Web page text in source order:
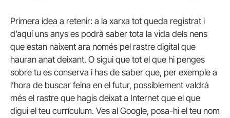
Primera idea a retenir: a la xarxa tot queda registrat i
d’aquí uns anys es podrà saber tota la vida dels nens
que estan naixent ara només pel rastre digital que
hauran anat deixant. O sigui que tot el que hi penges
sobre tu es conserva i has de saber que, per exemple a
l’hora de buscar feina en el futur, possiblement valdrà
més el rastre que hagis deixat a Internet que el que
digui el teu currículum. Ves al Google, posa-hi el teu nom